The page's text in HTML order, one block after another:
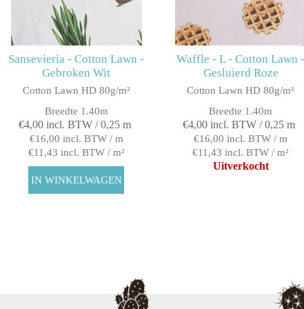
Sansevieria - Cotton Lawn -
Gebroken Wit
Cotton Lawn HD 80g/m²
Breedte 1.40m
€4,00 incl. BTW / 0,25 m
€16,00 incl. BTW / m
€11,43 incl. BTW / m²
Waffle - L - Cotton Lawn
Gesluierd Roze
Cotton Lawn HD 80g/m²
Breedte 1.40m
€4,00 incl. BTW / 0,25 m
€16,00 incl. BTW / m
€11,43 incl. BTW / m²
Uitverkocht